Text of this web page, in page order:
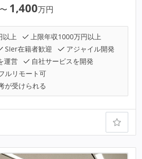
〜 1,400万円
以上
上限年収1000万円以上
SIer在籍者歓迎
アジャイル開発
運営
自社サービスを開発
ルリモート可
が受けられる